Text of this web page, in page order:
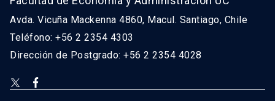
Avda. Vicuña Mackenna 4860, Macul. Santiago, Chile
Teléfono: +56 2 2354 4303
Dirección de Postgrado: +56 2 2354 4028